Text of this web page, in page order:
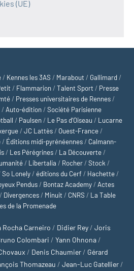
(UE)
/ Kennes les 3AS / Marabout / Gallimard /
/ Flammarion /Talent Sport / Presse
/ Presses universitaires de Rennes /
/ Auto-édition /Société Parisienne
/ Paulsen / Le Pas d’Oiseau / Lucarne
/JC Lattès / Ouest-France /
/ Éditions midi-pyrénéennes / Calmann-
/ Les Pérégrines / La Découverte /
/ Libertalia / Rocher /Stock /
So Lonely /éditions du Cerf / Hachette /
Pendus / Bontaz Academy / Actes
/ Divergences / Minuit / CNRS / La Table
de la Promenade
Rocha Carneiro / Didier Rey / Joris
Colombari / Yann Ohnona /
/ Denis Chaumier / Gérard
Thomazeau / Jean-Luc Gatellier /